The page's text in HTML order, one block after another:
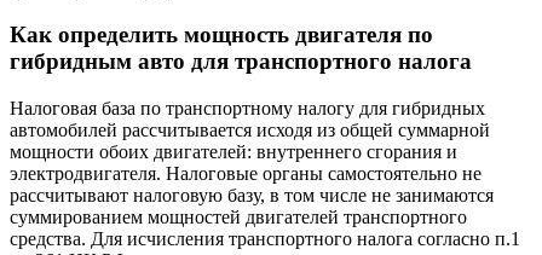
Как определить мощность двигателя по
гибридным авто для транспортного налога
Налоговая база по транспортному налогу для гибридных
автомобилей рассчитывается исходя из общей суммарной
мощности обоих двигателей: внутреннего сгорания и
электродвигателя. Налоговые органы самостоятельно не
рассчитывают налоговую базу, в том числе не занимаются
суммированием мощностей двигателей транспортного
средства. Для исчисления транспортного налога согласно п.1